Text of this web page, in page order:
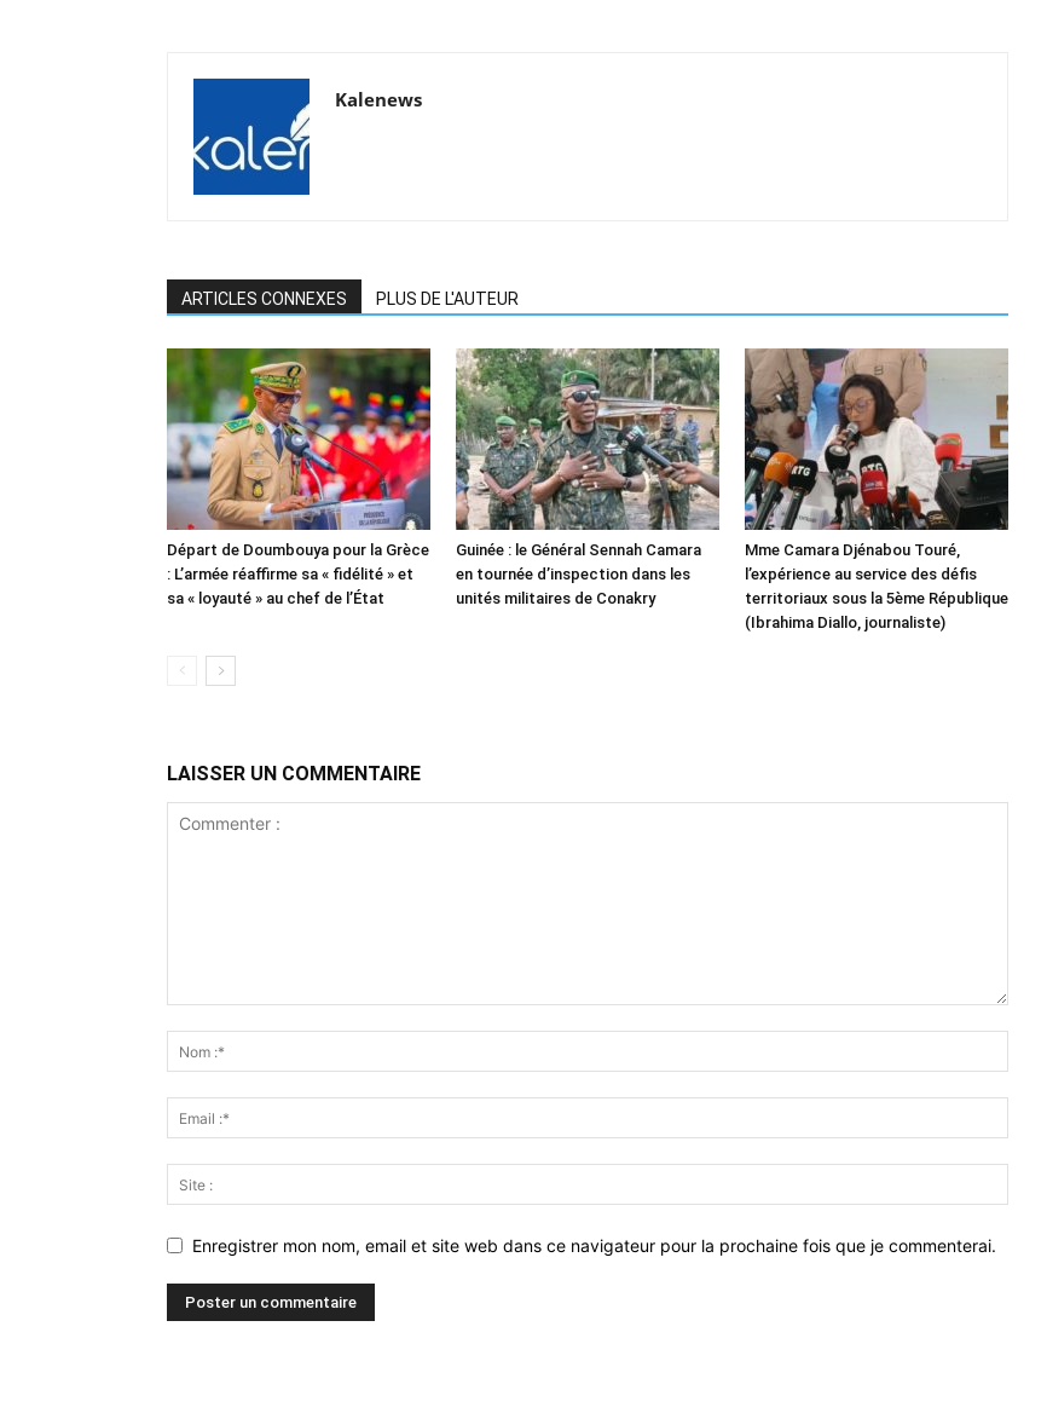
Kalenews
ARTICLES CONNEXES PLUS DE L'AUTEUR
Départ de Doumbouya pour la Grèce
: L’armée réaffirme sa « fidélité » et
sa « loyauté » au chef de l’État
Guinée : le Général Sennah Camara
en tournée d’inspection dans les
unités militaires de Conakry
Mme Camara Djénabou Touré,
l’expérience au service des défis
territoriaux sous la 5ème République
(Ibrahima Diallo, journaliste)
LAISSER UN COMMENTAIRE
Enregistrer mon nom, email et site web dans ce navigateur pour la prochaine fois que je commenterai.